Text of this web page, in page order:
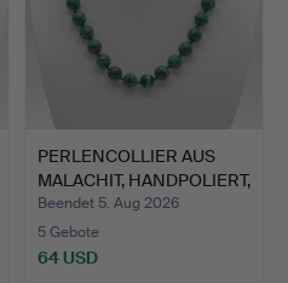
PERLENCOLLIER AUS
MALACHIT, HANDPOLIERT,
E…
Beendet 5. Aug 2026
5 Gebote
64 USD